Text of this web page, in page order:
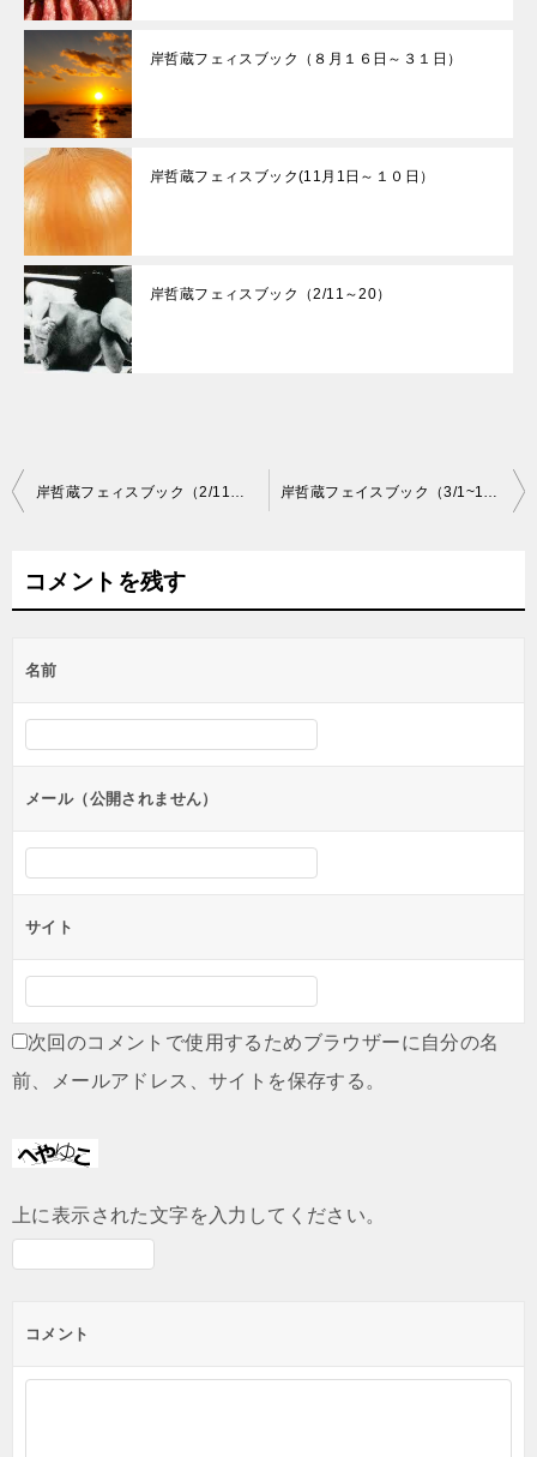
岸哲蔵フェィスブック（８月１６日～３１日）
岸哲蔵フェィスブック(11月1日～１０日）
岸哲蔵フェィスブック（2/11～20）
投
ビ
ー
シ
ョ
ン
岸哲蔵フェィスブック（2/11～20） 岸哲蔵フェイスブック（3/1~16）
コメントを残す
名前
メール（公開されません）
サイト
次回のコメントで使用するためブラウザーに自分の名
前、メールアドレス、サイトを保存する。
上に表示された文字を入力してください。
コメント